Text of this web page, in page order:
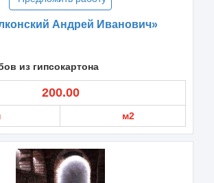
Андрей Иванович»
из гипсокартона
200.00
м2